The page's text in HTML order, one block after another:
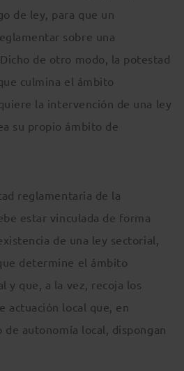
de ley, para que un
sobre una
de otro modo, la potestad
culmina el ámbito
la intervención de una ley
su propio ámbito de
reglamentaria de la
estar vinculada de forma
de una ley sectorial,
determine el ámbito
y que, a la vez, recoja los
actuación local que, en
autonomía local, dispongan